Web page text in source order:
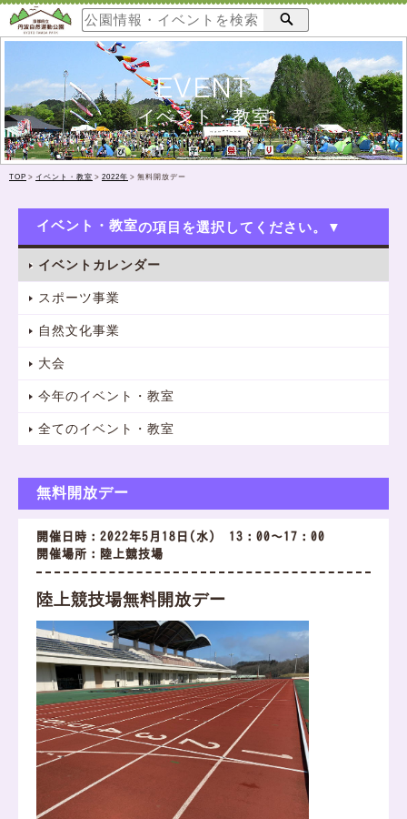
EVENT
イベント・教室
TOP > イベント・教室 > 2022年 > 無料開放デー
イベント・教室
イベントカレンダー
スポーツ事業
自然文化事業
大会
今年のイベント・教室
全てのイベント・教室
無料開放デー
開催日時：2022年5月18日(水) 13：00～17：00
開催場所：陸上競技場
陸上競技場無料開放デー